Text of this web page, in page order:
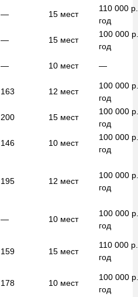
— 15 мест
110 000
год
— 15 мест
100 000
год
— 10 мест —
163 12 мест
100 000
год
200 15 мест
100 000
год
146 10 мест
100 000
год
195 12 мест
100 000
год
— 10 мест
100 000
год
159 15 мест
110 000
год
178 10 мест
100 000
год